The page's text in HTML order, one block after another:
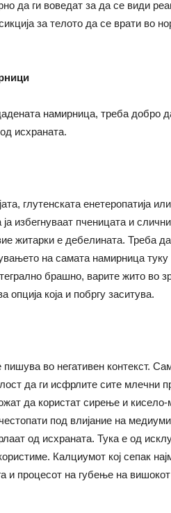
да ги воведат за да се види
за телото да се врати во
намирница, треба добро
исхраната.
глутенската енетеропатија
избегнуваат пченицата и
житарки е дебелината. Треба
на самата намирница
брашно, варите жито во
опција која и побргу заситува.
во негативен контекст.
да ги исфрлите сите млечни
да користат сирење и
под влијание на
од исхраната. Тука е од
Калциумот кој сепак
и процесот на губење на